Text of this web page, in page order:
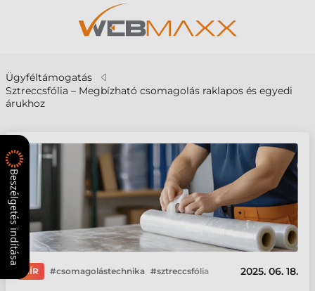
Ügyféltámogatás
Sztreccsfólia – Megbízható csomagolás raklapos és egyedi
árukhoz
HÍR csomagolástechnika sztreccsfólia 2025. 06. 18.
Beszélgetés indítása